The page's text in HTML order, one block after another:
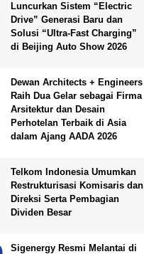
Luncurkan Sistem “Electric
Drive” Generasi Baru dan
Solusi “Ultra-Fast Charging”
di Beijing Auto Show 2026
Dewan Architects + Engineers
Raih Dua Gelar sebagai Firma
Arsitektur dan Desain
Perhotelan Terbaik di Asia
dalam Ajang AADA 2026
Telkom Indonesia Umumkan
Restrukturisasi Komisaris dan
Direksi Serta Pembagian
Dividen Besar
Sigenergy Resmi Melantai di